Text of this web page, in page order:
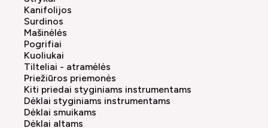
Kanifolijos
Surdinos
Mašinėlės
Pogrifiai
Kuoliukai
Tilteliai - atramėlės
Priežiūros priemonės
Kiti priedai styginiams instrumentams
Dėklai styginiams instrumentams
Dėklai smuikams
Dėklai altams